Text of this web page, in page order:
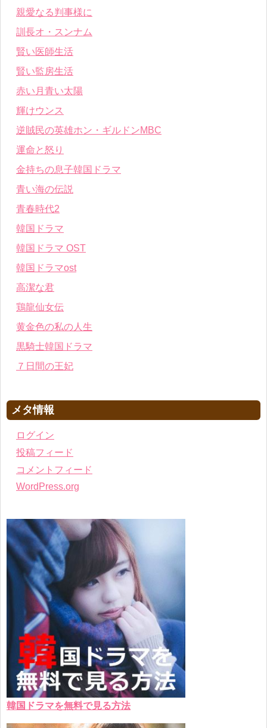
親愛なる判事様に
訓長オ・スンナム
賢い医師生活
賢い監房生活
赤い月青い太陽
輝けウンス
逆賊民の英雄ホン・ギルドンMBC
運命と怒り
金持ちの息子韓国ドラマ
青い海の伝説
青春時代2
韓国ドラマ
韓国ドラマ OST
韓国ドラマost
高潔な君
鶏龍仙女伝
黄金色の私の人生
黒騎士韓国ドラマ
７日間の王妃
メタ情報
ログイン
投稿フィード
コメントフィード
WordPress.org
韓国ドラマを無料で見る方法